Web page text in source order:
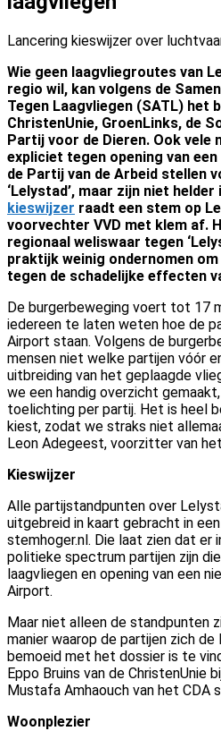
Lancering kieswijzer over
Wie geen laagvliegroutes van
regio wil, kan volgens de
Tegen Laagvliegen (SATL) het
ChristenUnie, GroenLinks, de
Partij voor de Dieren. Ook vele
expliciet tegen opening van een
de Partij van de Arbeid stellen
‘Lelystad’, maar zijn niet
kieswijzer raadt een stem op
voorvechter VVD met klem af.
regionaal weliswaar tegen
praktijk weinig ondernomen
tegen de schadelijke effecten
De burgerbeweging voert tot 17
iedereen te laten weten hoe de
Airport staan. Volgens de
mensen niet welke partijen vóór
uitbreiding van het geplaagde
we een handig overzicht
toelichting per partij. Het is heel
kiest, zodat we straks niet
Leon Adegeest, voorzitter van
Kieswijzer
Alle partijstandpunten over
uitgebreid in kaart gebracht in
stemhoger.nl. Die laat zien dat er
politieke spectrum partijen zijn
laagvliegen en opening van een
Airport.
Maar niet alleen de standpunten
manier waarop de partijen zich
bemoeid met het dossier is te
Eppo Bruins van de ChristenUnie
Mustafa Amhaouch van het CDA
Woonplezier